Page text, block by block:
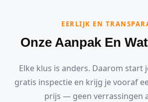
EERLIJK EN
Onze Aanpak En
Elke klus is anders. Daarom start
gratis inspectie en krijg je vooraf
prijs — geen verrassingen